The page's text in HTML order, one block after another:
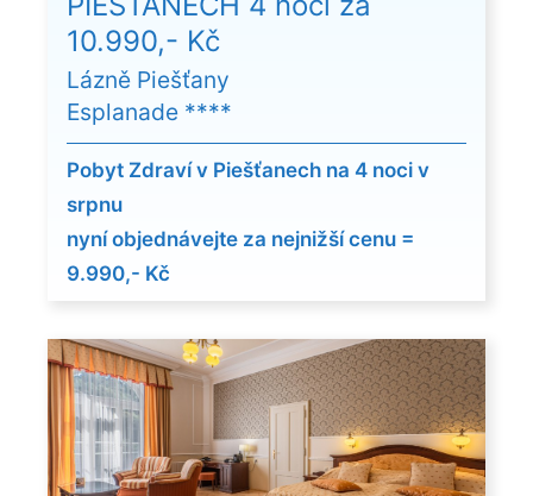
10.990,- Kč
Lázně Piešťany
Esplanade ****
Pobyt Zdraví v Piešťanech na 4 noci v
srpnu
nyní objednávejte za nejnižší cenu =
9.990,- Kč